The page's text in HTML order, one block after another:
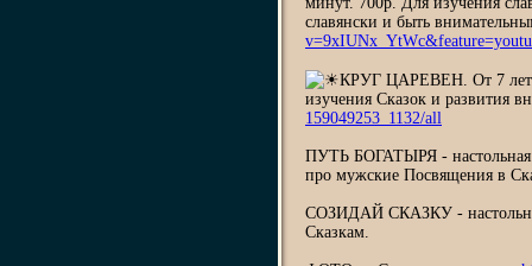
славянски и быть
КРУГ ЦАРЕВЕН. От 7 лет
изучения Сказок и развития
159049253_1132/all
ПУТЬ БОГАТЫРЯ - настольная
про мужские Посвящения в
СОЗИДАЙ СКАЗКУ -
Сказкам.